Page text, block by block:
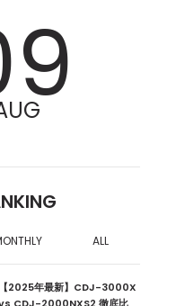
ALL
【2025年最新】CDJ-3000X